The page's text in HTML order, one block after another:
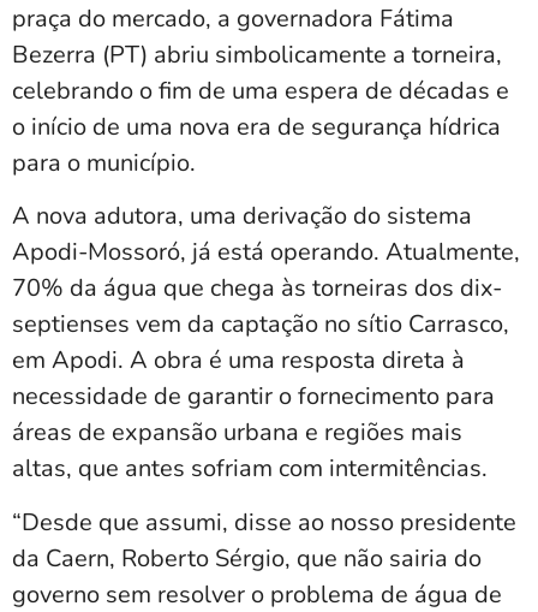
praça do mercado, a governadora Fátima
Bezerra (PT) abriu simbolicamente a torneira,
celebrando o fim de uma espera de décadas e
o início de uma nova era de segurança hídrica
para o município.
A nova adutora, uma derivação do sistema
Apodi-Mossoró, já está operando. Atualmente,
70% da água que chega às torneiras dos dix-
septienses vem da captação no sítio Carrasco,
em Apodi. A obra é uma resposta direta à
necessidade de garantir o fornecimento para
áreas de expansão urbana e regiões mais
altas, que antes sofriam com intermitências.
“Desde que assumi, disse ao nosso presidente
da Caern, Roberto Sérgio, que não sairia do
governo sem resolver o problema de água de